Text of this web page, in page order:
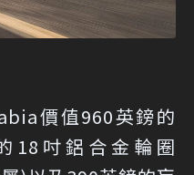
價值960英鎊的
18吋鋁合金輪圈